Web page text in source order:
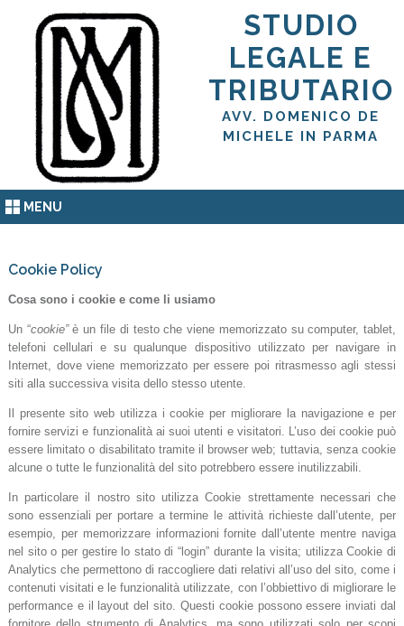
STUDIO
LEGALE E
TRIBUTARIO
AVV. DOMENICO DE
MICHELE IN PARMA
MENU
Cookie Policy
Cosa sono i cookie e come li usiamo
Un “cookie”è un file di testo che viene memorizzato su computer, tablet,
telefoni cellulari e su qualunque dispositivo utilizzato per navigare in
Internet, dove viene memorizzato per essere poi ritrasmesso agli stessi
siti alla successiva visita dello stesso utente.
Il presente sito web utilizza i cookie per migliorare la navigazione e per
fornire servizi e funzionalità ai suoi utenti e visitatori. L’uso dei cookie può
essere limitato o disabilitato tramite il browser web; tuttavia, senza cookie
alcune o tutte le funzionalità del sito potrebbero essere inutilizzabili.
In particolare il nostro sito utilizza Cookie strettamente necessari che
sono essenziali per portare a termine le attività richieste dall’utente, per
esempio, per memorizzare informazioni fornite dall’utente mentre naviga
nel sito o per gestire lo stato di “login” durante la visita; utilizza Cookie di
Analytics che permettono di raccogliere dati relativi all’uso del sito, come i
contenuti visitati e le funzionalità utilizzate, con l’obbiettivo di migliorare le
performance e il layout del sito. Questi cookie possono essere inviati dal